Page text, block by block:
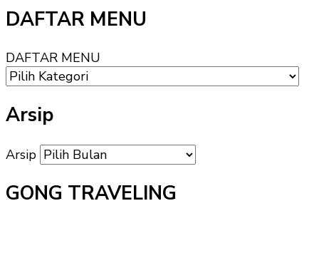
DAFTAR MENU
DAFTAR MENU
Arsip
Arsip
GONG TRAVELING